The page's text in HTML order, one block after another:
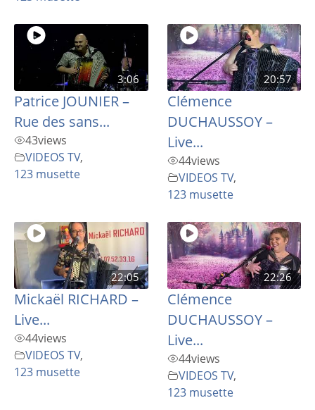
3:06
Patrice JOUNIER –
Rue des sans...
43views
VIDEOS TV,
123 musette
20:57
Clémence
DUCHAUSSOY –
Live...
44views
VIDEOS TV,
123 musette
22:05
Mickaël RICHARD –
Live...
44views
VIDEOS TV,
123 musette
22:26
Clémence
DUCHAUSSOY –
Live...
44views
VIDEOS TV,
123 musette